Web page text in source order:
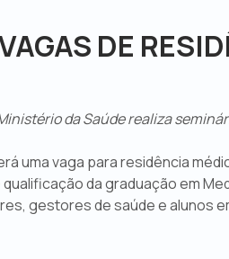
DE
da Saúde realiza
uma vaga para residência
da graduação em
gestores de saúde e alunos